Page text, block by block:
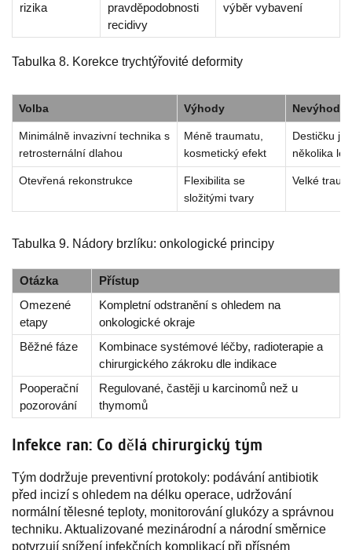
rizika
pravděpodobnosti
recidivy
výběr vybavení
Tabulka 8. Korekce trychtýřovité deformity
Volba Výhody Nevýhody
Minimálně invazivní technika s
retrosternální dlahou
Méně traumatu,
kosmetický efekt
Destičku je
několika
Otevřená rekonstrukce
Flexibilita se
složitými tvary
Velké
Tabulka 9. Nádory brzlíku: onkologické principy
Otázka
Přístup
Omezené
etapy
Kompletní odstranění s ohledem na
onkologické okraje
Běžné fáze
Kombinace systémové léčby, radioterapie a
chirurgického zákroku dle indikace
Pooperační
pozorování
Regulované, častěji u karcinomů než u
thymomů
Infekce ran: Co dělá chirurgický tým
Tým dodržuje preventivní protokoly: podávání antibiotik
před incizí s ohledem na délku operace, udržování
normální tělesné teploty, monitorování glukózy a správnou
techniku. Aktualizované mezinárodní a národní směrnice
potvrzují snížení infekčních komplikací při přísném